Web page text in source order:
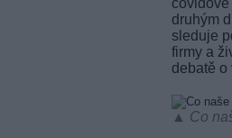
druhým
sleduje
firmy a
debatě
▲ Co